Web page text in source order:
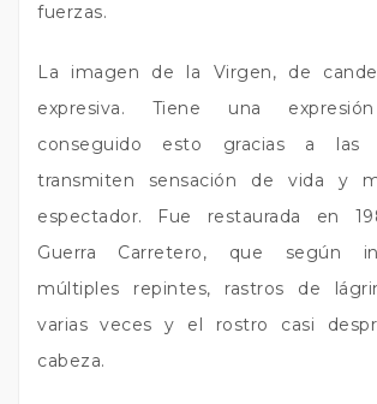
fuerzas.
La imagen de la Virgen, de
expresiva. Tiene una
conseguido esto gracias a las
transmiten sensación de vida y
espectador. Fue restaurada en
Guerra Carretero, que según
múltiples repintes, rastros de
varias veces y el rostro casi
cabeza.